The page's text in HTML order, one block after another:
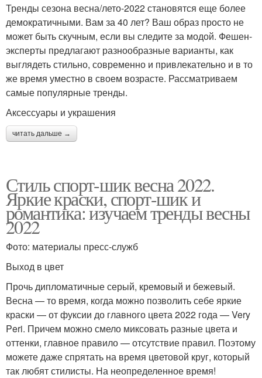
Тренды сезона весна/лето-2022 становятся еще более
демократичными. Вам за 40 лет? Ваш образ просто не
может быть скучным, если вы следите за модой. Фешен-
эксперты предлагают разнообразные варианты, как
выглядеть стильно, современно и привлекательно и в то
же время уместно в своем возрасте. Рассматриваем
самые популярные тренды.
Аксессуары и украшения
читать дальше →
Стиль спорт-шик весна 2022.
Яркие краски, спорт-шик и
романтика: изучаем тренды весны
2022
Фото: материалы пресс-служб
Выход в цвет
Прочь дипломатичные серый, кремовый и бежевый.
Весна — то время, когда можно позволить себе яркие
краски — от фуксии до главного цвета 2022 года — Very
Peri. Причем можно смело миксовать разные цвета и
оттенки, главное правило — отсутствие правил. Поэтому
можете даже спрятать на время цветовой круг, который
так любят стилисты. На неопределенное время!